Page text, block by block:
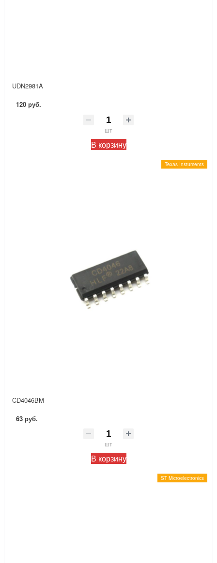
UDN2981A
120 руб.
шт
В корзину
Texas Instuments
CD4046BM
63 руб.
шт
В корзину
ST Microelectronics